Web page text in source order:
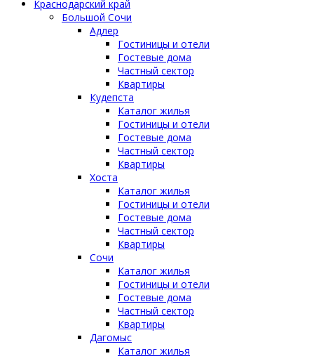
Краснодарский край
Большой Сочи
Адлер
Гостиницы и отели
Гостевые дома
Частный сектор
Квартиры
Кудепста
Каталог жилья
Гостиницы и отели
Гостевые дома
Частный сектор
Квартиры
Хоста
Каталог жилья
Гостиницы и отели
Гостевые дома
Частный сектор
Квартиры
Сочи
Каталог жилья
Гостиницы и отели
Гостевые дома
Частный сектор
Квартиры
Дагомыс
Каталог жилья